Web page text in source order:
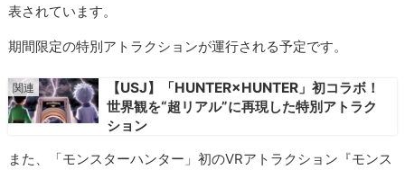
表されています。
期間限定の特別アトラクションが運行される予定です。
【USJ】「HUNTER×HUNTER」初コラボ！
世界観を“超リアル”に再現した特別アトラク
ション
また、「モンスターハンター」初のVRアトラクション『モンス